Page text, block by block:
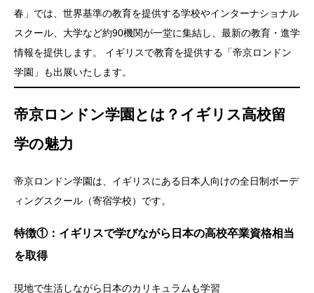
春」では、世界基準の教育を提供する学校やインターナショナル
スクール、大学など約90機関が一堂に集結し、最新の教育・進学
情報を提供します。 イギリスで教育を提供する「帝京ロンドン
学園」も出展いたします。
帝京ロンドン学園とは？イギリス高校留
学の魅力
帝京ロンドン学園は、イギリスにある日本人向けの全日制ボーデ
ィングスクール（寄宿学校）です。
特徴①：イギリスで学びながら日本の高校卒業資格相当
を取得
現地で生活しながら日本のカリキュラムも学習